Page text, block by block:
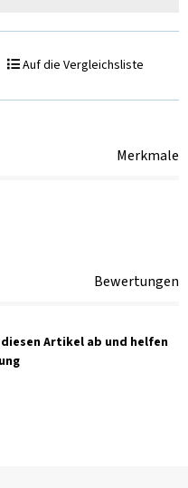
Auf die Vergleichsliste
Merkmale
Bewertungen
Artikel ab und helfen